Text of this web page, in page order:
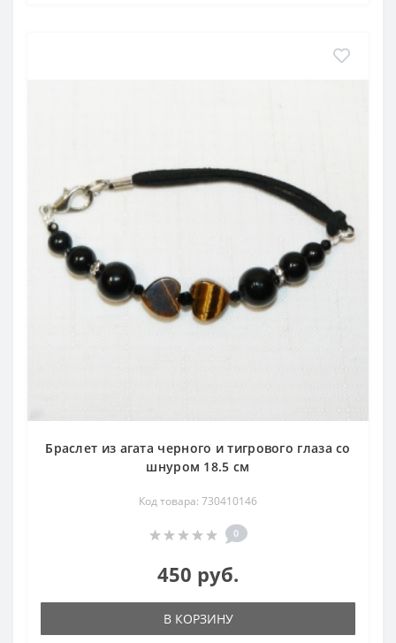
Браслет из агата черного и тигрового глаза со
шнуром 18.5 см
Код товара: 730410146
0
450 руб.
В КОРЗИНУ